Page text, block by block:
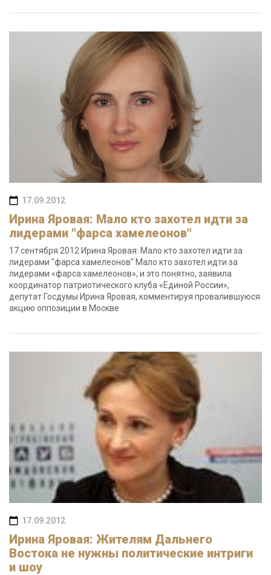
17.09.2012
Ирина Яровая: Мало кто захотел идти за
лидерами "фарса хамелеонов"
17 сентября 2012 Ирина Яровая: Мало кто захотел идти за
лидерами "фарса хамелеонов" Мало кто захотел идти за
лидерами «фарса хамелеонов», и это понятно, заявила
координатор патриотического клуба «Единой России»,
депутат Госдумы Ирина Яровая, комментируя провалившуюся
акцию оппозиции в Москве
17.09.2012
Ирина Яровая: Жителям Дальнего
Востока не нужны политические интриги
и шоу